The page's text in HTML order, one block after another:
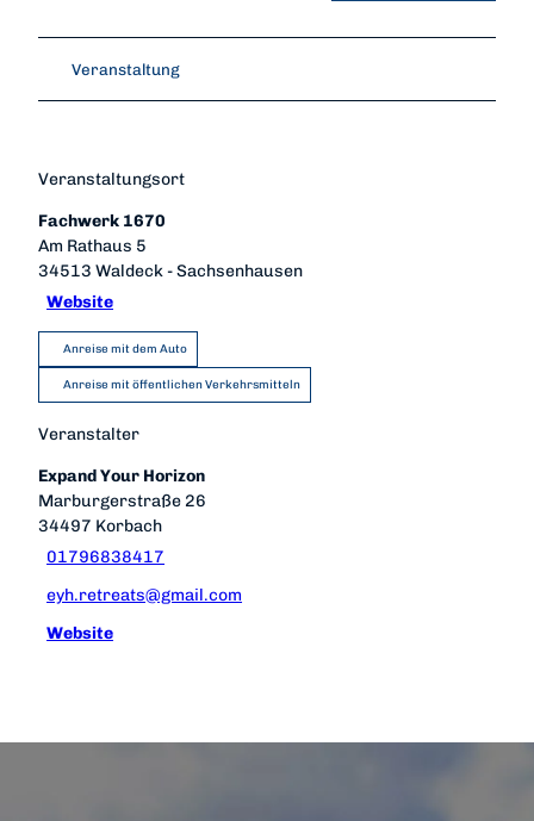
Veranstaltung
Veranstaltungsort
Fachwerk 1670
Am Rathaus 5
34513 Waldeck- Sachsenhausen
Website
Anreise mit dem Auto
Anreise mit öffentlichen Verkehrsmitteln
Veranstalter
Expand Your Horizon
Marburgerstraße 26
34497 Korbach
01796838417
eyh.retreats@gmail.com
Website